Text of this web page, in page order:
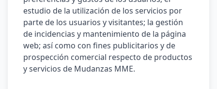
estudio de la utilización de los servicios por
parte de los usuarios y visitantes; la gestión
de incidencias y mantenimiento de la página
web; así como con fines publicitarios y de
prospección comercial respecto de productos
y servicios de Mudanzas MME.